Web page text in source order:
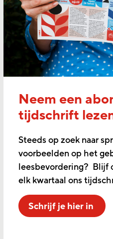
Neem een
tijdschrift
Steeds op zoek naar
voorbeelden op het
leesbevordering? Blijf
elk kwartaal ons
Schrijf je hier in